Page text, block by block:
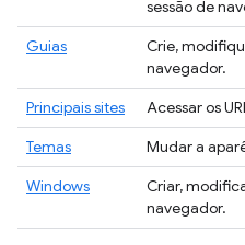
sessão de
Guias
Crie,
navegador.
Principais sites
Acessar os
Temas
Mudar a
Windows
Criar,
navegador.